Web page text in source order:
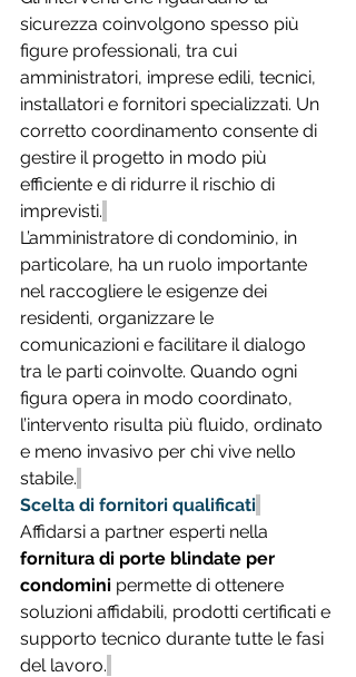
sicurezza coinvolgono spesso più
figure professionali, tra cui
amministratori, imprese edili, tecnici,
installatori e fornitori specializzati. Un
corretto coordinamento consente di
gestire il progetto in modo più
efficiente e di ridurre il rischio di
imprevisti.
L’amministratore di condominio, in
particolare, ha un ruolo importante
nel raccogliere le esigenze dei
residenti, organizzare le
comunicazioni e facilitare il dialogo
tra le parti coinvolte. Quando ogni
figura opera in modo coordinato,
l’intervento risulta più fluido, ordinato
e meno invasivo per chi vive nello
stabile.
Scelta di fornitori qualificati
Affidarsi a partner esperti nella
fornitura di porte blindate per
condomini permette di ottenere
soluzioni affidabili, prodotti certificati e
supporto tecnico durante tutte le fasi
del lavoro.